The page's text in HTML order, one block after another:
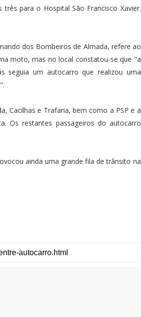
para o Hospital São Francisco Xavier.
dos Bombeiros de Almada, refere ao
moto, mas no local constatou-se que "a
seguia um autocarro que realizou uma
Cacilhas e Trafaria, bem como a PSP e a
Os restantes passageiros do autocarro
ainda uma grande fila de trânsito na